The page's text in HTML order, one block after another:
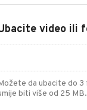
video ili
da ubacite do
biti više od 25 MB.